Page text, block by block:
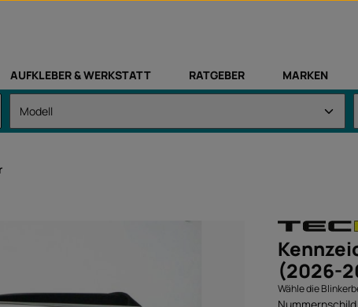
AUFKLEBER & WERKSTATT RATGEBER MARKEN
(2026-
Wähle die